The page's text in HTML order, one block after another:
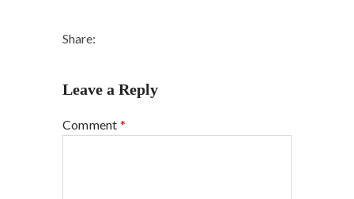
Share:
Leave a Reply
Comment *